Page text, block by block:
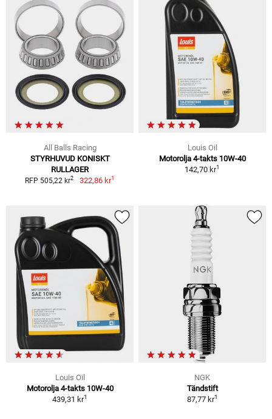
All Balls Racing
STYRHUVUD KONISKT
RULLAGER
RFP 505,22 kr2 322,86 kr1
Louis Oil
Motorolja 4-takts 10W-40
142,70 kr1
Louis Oil
Motorolja 4-takts 10W-40
439,31 kr1
NGK
Tändstift
87,77 kr1